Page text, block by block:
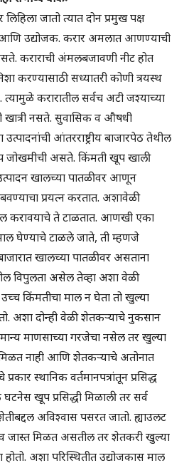
लिहिला जातो त्यात दोन प्रमुख पक्ष
उद्योजक. करार अमलात आणण्याची
कराराची अंमलबजावणी नीट होत
करण्यासाठी सध्यातरी कोणी त्रयस्थ
करारातील सर्वच अटी जश्याच्या
खात्री नसते. सुवासिक व औषधी
आंतरराष्ट्रीय बाजारपेठ तेथील
जोखमीची असते. किंमती खूप खाली
खालच्या पातळीवर आणून
प्रयत्न करतात. अशावेळी
करावयाचे ते टाळतात. आणखी एका
घेण्याचे टाळले जाते, ती म्हणजे
खालच्या पातळीवर असताना
विपुलता असेल तेव्हा अशा वेळी
उच्च किंमतीचा माल न घेता तो खुल्या
अशा दोन्ही वेळी शेतकऱ्याचे नुकसान
माणसाच्या गरजेचा नसेल तर खुल्या
मिळत नाही आणि शेतकऱ्याचे अतोनात
स्थानिक वर्तमानपत्रांतून प्रसिद्ध
खूप प्रसिद्धी मिळाली तर सर्व
अविश्वास पसरत जातो. ह्याउलट
जास्त मिळत असतील तर शेतकरी खुल्या
अशा परिस्थितीत उद्योजकास माल